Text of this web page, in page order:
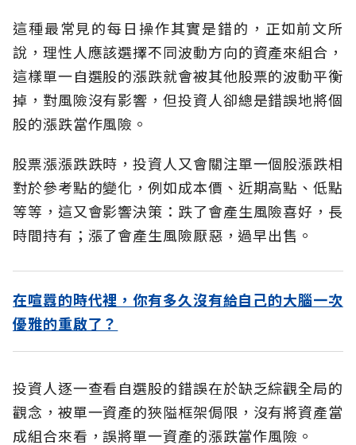
這種最常見的每日操作其實是錯的，正如前文所
說，理性人應該選擇不同波動方向的資產來組合，
這樣單一自選股的漲跌就會被其他股票的波動平衡
掉，對風險沒有影響，但投資人卻總是錯誤地將個
股的漲跌當作風險。
股票漲漲跌跌時，投資人又會關注單一個股漲跌相
對於參考點的變化，例如成本價、近期高點、低點
等等，這又會影響決策：跌了會產生風險喜好，長
時間持有；漲了會產生風險厭惡，過早出售。
在喧囂的時代裡，你有多久沒有給自己的大腦一次
優雅的重啟了？
投資人逐一查看自選股的錯誤在於缺乏綜觀全局的
觀念，被單一資產的狹隘框架侷限，沒有將資產當
成組合來看，誤將單一資產的漲跌當作風險。